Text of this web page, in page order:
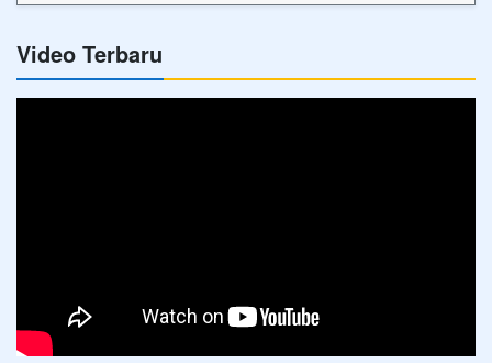
Video Terbaru